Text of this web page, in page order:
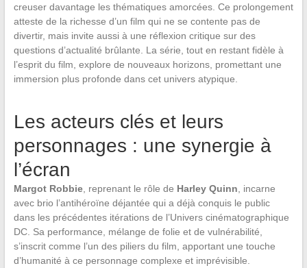
creuser davantage les thématiques amorcées. Ce prolongement
atteste de la richesse d’un film qui ne se contente pas de
divertir, mais invite aussi à une réflexion critique sur des
questions d’actualité brûlante. La série, tout en restant fidèle à
l’esprit du film, explore de nouveaux horizons, promettant une
immersion plus profonde dans cet univers atypique.
Les acteurs clés et leurs
personnages : une synergie à
l’écran
Margot Robbie, reprenant le rôle de Harley Quinn , incarne
avec brio l’antihéroïne déjantée qui a déjà conquis le public
dans les précédentes itérations de l’Univers cinématographique
DC. Sa performance, mélange de folie et de vulnérabilité,
s’inscrit comme l’un des piliers du film, apportant une touche
d’humanité à ce personnage complexe et imprévisible.